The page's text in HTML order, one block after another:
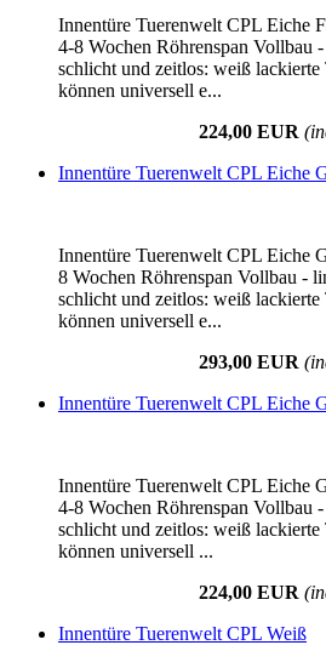
Innentüre Tuerenwelt CPL Eiche
4-8 Wochen Röhrenspan Vollbau
schlicht und zeitlos: weiß
können universell e...
224,00 EUR
Innentüre Tuerenwelt CPL Eiche
Innentüre Tuerenwelt CPL Eiche
8 Wochen Röhrenspan Vollbau -
schlicht und zeitlos: weiß
können universell e...
293,00 EUR
Innentüre Tuerenwelt CPL Eiche
Innentüre Tuerenwelt CPL Eiche
4-8 Wochen Röhrenspan Vollbau
schlicht und zeitlos: weiß
können universell ...
224,00 EUR
Innentüre Tuerenwelt CPL Weiß